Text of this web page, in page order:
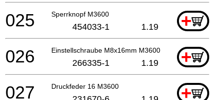
Sperrknopf M3600 +
025 454033-1 1.19
Einstellschraube M8x16mm M3600 +
026 266335-1 1.19
Druckfeder 16 M3600 +
027